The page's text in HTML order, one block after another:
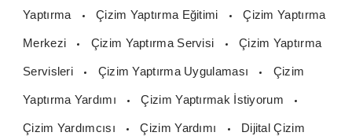
Yaptırma Çizim Yaptırma Eğitimi Çizim Yaptırma
Merkezi Çizim Yaptırma Servisi Çizim Yaptırma
Servisleri Çizim Yaptırma Uygulaması Çizim
Yaptırma Yardımı Çizim Yaptırmak İstiyorum
Çizim Yardımcısı Çizim Yardımı Dijital Çizim